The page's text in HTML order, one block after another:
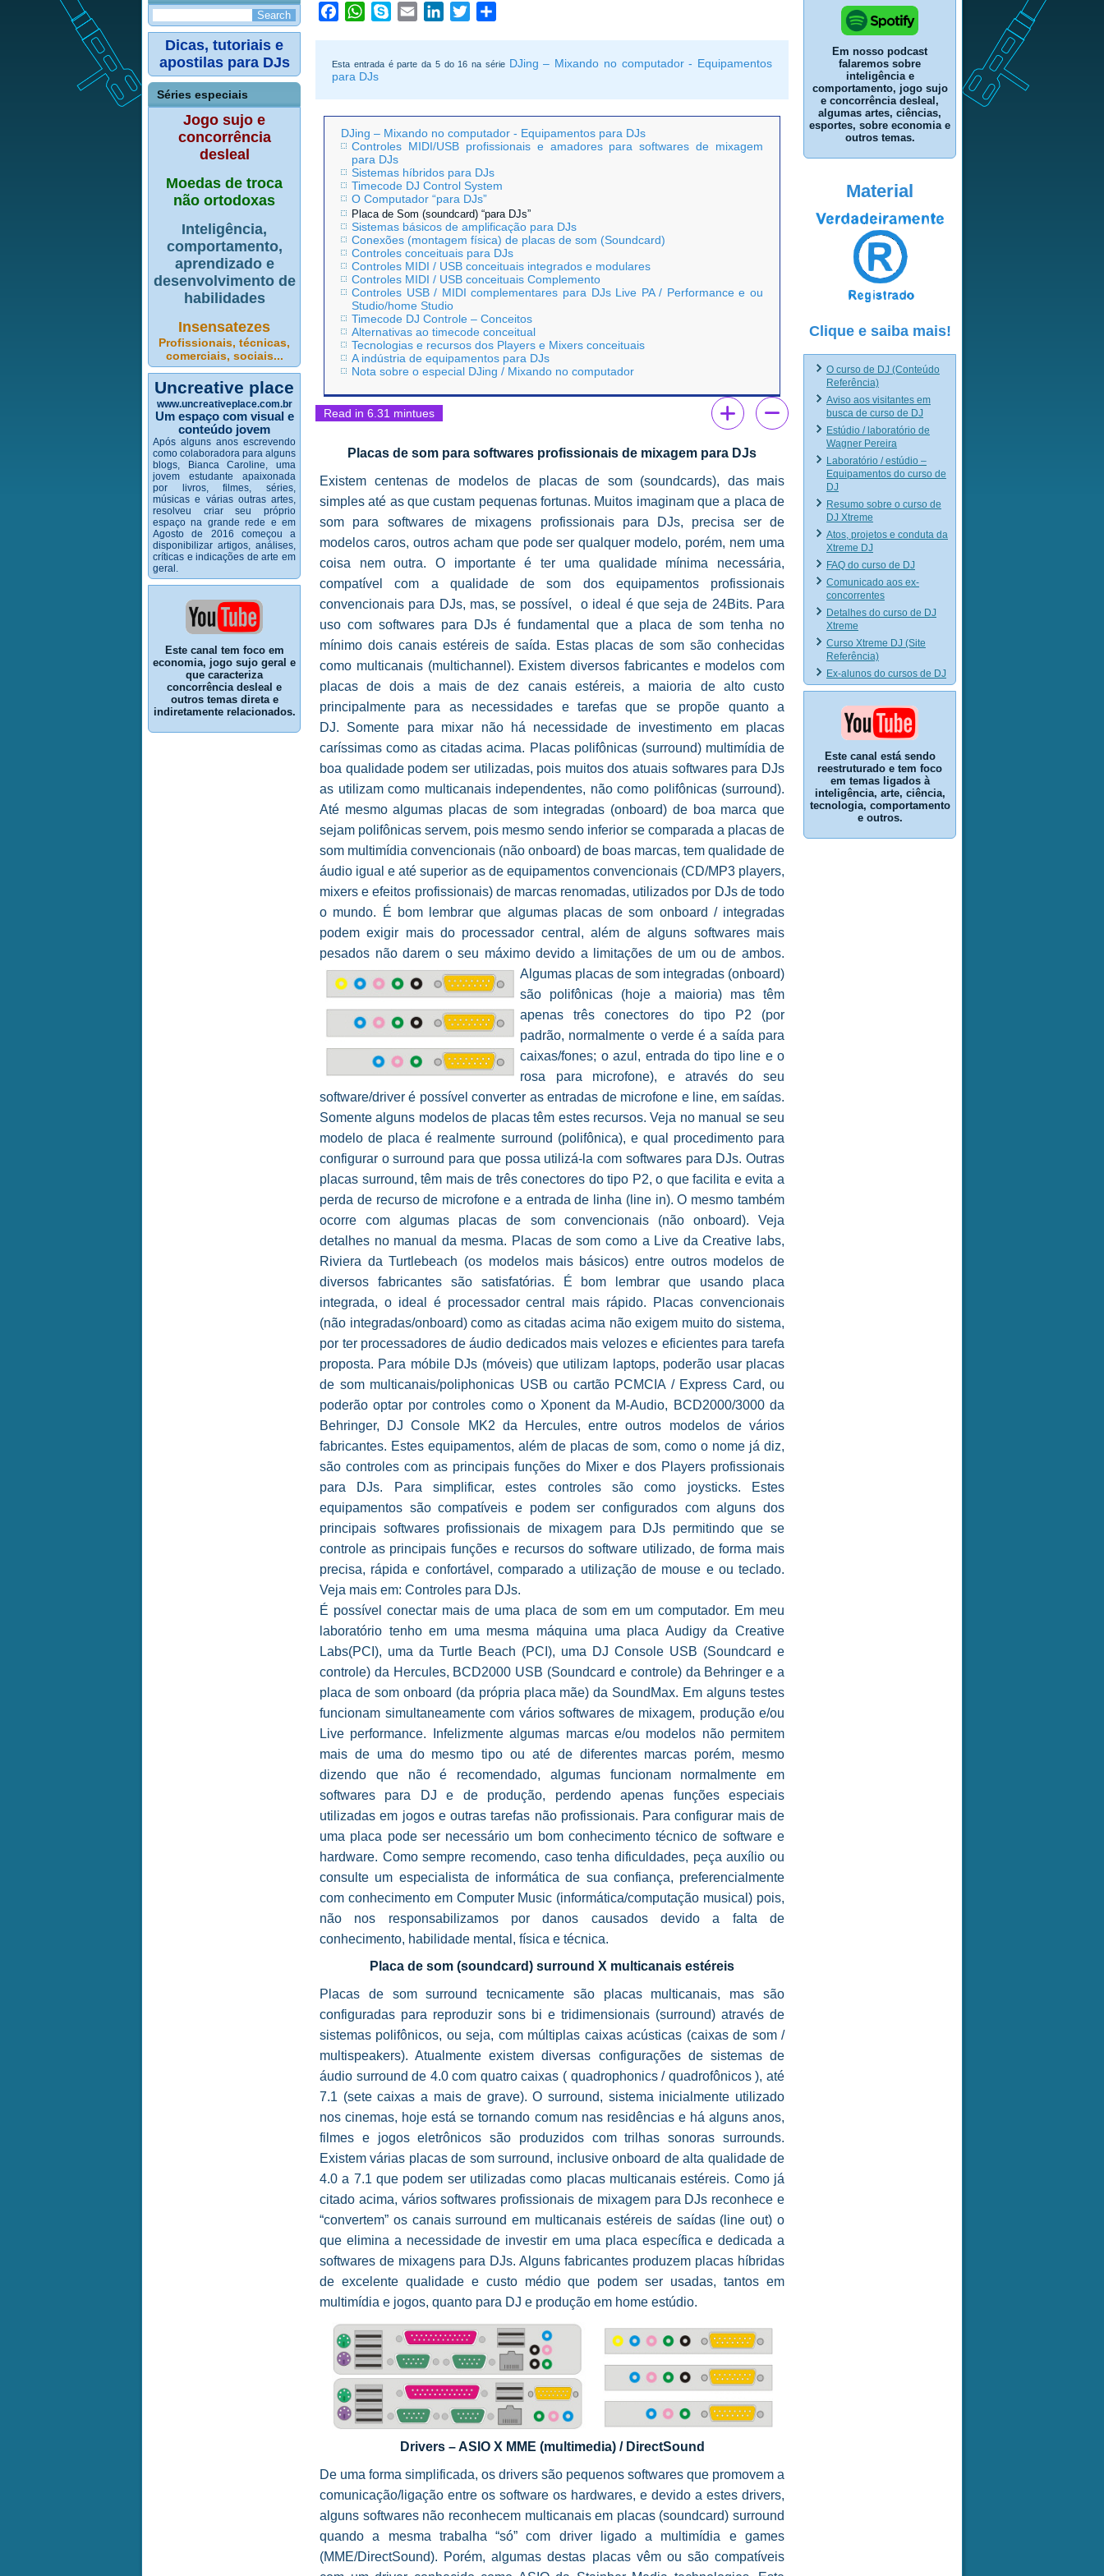
Dicas, tutoriais e
apostilas para DJs
Séries especiais
Jogo sujo e
concorrência
desleal
Moedas de troca
não ortodoxas
Inteligência,
comportamento,
aprendizado e
desenvolvimento de
habilidades
Insensatezes
Profissionais, técnicas,
comerciais, sociais...
Uncreative place
www.uncreativeplace.com.br
Um espaço com visual e
conteúdo jovem
Após alguns anos escrevendo
como colaboradora para alguns
blogs, Bianca Caroline, uma
jovem estudante apaixonada
por livros, filmes, séries,
músicas e várias outras artes,
resolveu criar seu próprio
espaço na grande rede e em
Agosto de 2016 começou a
disponibilizar artigos, análises,
críticas e indicações de arte em
geral.
Este canal tem foco em
economia, jogo sujo geral e
que caracteriza
concorrência desleal e
outros temas direta e
indiretamente relacionados.
FacebookWhatsApp
Skype Email LinkedInTwitter
Esta entrada é parte da 5 do 16 na série DJing – Mixando no computador - Equipamentos
para DJs
DJing – Mixando no computador - Equipamentos para DJs
Controles MIDI/USB profissionais e amadores para softwares de mixagem
para DJs
Sistemas híbridos para DJs
Timecode DJ Control System
O Computador “para DJs”
Placa de Som (soundcard) “para DJs”
Sistemas básicos de amplificação para DJs
Conexões (montagem física) de placas de som (Soundcard)
Controles conceituais para DJs
Controles MIDI / USB conceituais integrados e modulares
Controles MIDI / USB conceituais Complemento
Controles USB / MIDI complementares para DJs Live PA / Performance e ou
Studio/home Studio
Timecode DJ Controle – Conceitos
Alternativas ao timecode conceitual
Tecnologias e recursos dos Players e Mixers conceituais
A indústria de equipamentos para DJs
Nota sobre o especial DJing / Mixando no computador
Read in 6.31 mintues
Placas de som para softwares profissionais de mixagem para DJs
Existem centenas de modelos de placas de som (soundcards), das mais
simples até as que custam pequenas fortunas. Muitos imaginam que a placa de
som para softwares de mixagens profissionais para DJs, precisa ser de
modelos caros, outros acham que pode ser qualquer modelo, porém, nem uma
coisa nem outra. O importante é ter uma qualidade mínima necessária,
compatível com a qualidade de som dos equipamentos profissionais
convencionais para DJs, mas, se possível, o ideal é que seja de 24Bits. Para
uso com softwares para DJs é fundamental que a placa de som tenha no
mínimo dois canais estéreis de saída. Estas placas de som são conhecidas
como multicanais (multichannel). Existem diversos fabricantes e modelos com
placas de dois a mais de dez canais estéreis, a maioria de alto custo
principalmente para as necessidades e tarefas que se propõe quanto a
DJ. Somente para mixar não há necessidade de investimento em placas
caríssimas como as citadas acima. Placas polifônicas (surround) multimídia de
boa qualidade podem ser utilizadas, pois muitos dos atuais softwares para DJs
as utilizam como multicanais independentes, não como polifônicas (surround).
Até mesmo algumas placas de som integradas (onboard) de boa marca que
sejam polifônicas servem, pois mesmo sendo inferior se comparada a placas de
som multimídia convencionais (não onboard) de boas marcas, tem qualidade de
áudio igual e até superior as de equipamentos convencionais (CD/MP3 players,
mixers e efeitos profissionais) de marcas renomadas, utilizados por DJs de todo
o mundo. É bom lembrar que algumas placas de som onboard / integradas
podem exigir mais do processador central, além de alguns softwares mais
pesados não darem o seu máximo devido a limitações de um ou de ambos.
Algumas placas de som integradas (onboard)
são polifônicas (hoje a maioria) mas têm
apenas três conectores do tipo P2 (por
padrão, normalmente o verde é a saída para
caixas/fones; o azul, entrada do tipo line e o
rosa para microfone), e através do seu
software/driver é possível converter as entradas de microfone e line, em saídas.
Somente alguns modelos de placas têm estes recursos. Veja no manual se seu
modelo de placa é realmente surround (polifônica), e qual procedimento para
configurar o surround para que possa utilizá-la com softwares para DJs. Outras
placas surround, têm mais de três conectores do tipo P2, o que facilita e evita a
perda de recurso de microfone e a entrada de linha (line in). O mesmo também
ocorre com algumas placas de som convencionais (não onboard). Veja
detalhes no manual da mesma. Placas de som como a Live da Creative labs,
Riviera da Turtlebeach (os modelos mais básicos) entre outros modelos de
diversos fabricantes são satisfatórias. É bom lembrar que usando placa
integrada, o ideal é processador central mais rápido. Placas convencionais
(não integradas/onboard) como as citadas acima não exigem muito do sistema,
por ter processadores de áudio dedicados mais velozes e eficientes para tarefa
proposta. Para móbile DJs (móveis) que utilizam laptops, poderão usar placas
de som multicanais/poliphonicas USB ou cartão PCMCIA / Express Card, ou
poderão optar por controles como o Xponent da M-Audio, BCD2000/3000 da
Behringer, DJ Console MK2 da Hercules, entre outros modelos de vários
fabricantes. Estes equipamentos, além de placas de som, como o nome já diz,
são controles com as principais funções do Mixer e dos Players profissionais
para DJs. Para simplificar, estes controles são como joysticks. Estes
equipamentos são compatíveis e podem ser configurados com alguns dos
principais softwares profissionais de mixagem para DJs permitindo que se
controle as principais funções e recursos do software utilizado, de forma mais
precisa, rápida e confortável, comparado a utilização de mouse e ou teclado.
Veja mais em: Controles para DJs.
É possível conectar mais de uma placa de som em um computador. Em meu
laboratório tenho em uma mesma máquina uma placa Audigy da Creative
Labs(PCI), uma da Turtle Beach (PCI), uma DJ Console USB (Soundcard e
controle) da Hercules, BCD2000 USB (Soundcard e controle) da Behringer e a
placa de som onboard (da própria placa mãe) da SoundMax. Em alguns testes
funcionam simultaneamente com vários softwares de mixagem, produção e/ou
Live performance. Infelizmente algumas marcas e/ou modelos não permitem
mais de uma do mesmo tipo ou até de diferentes marcas porém, mesmo
dizendo que não é recomendado, algumas funcionam normalmente em
softwares para DJ e de produção, perdendo apenas funções especiais
utilizadas em jogos e outras tarefas não profissionais. Para configurar mais de
uma placa pode ser necessário um bom conhecimento técnico de software e
hardware. Como sempre recomendo, caso tenha dificuldades, peça auxílio ou
consulte um especialista de informática de sua confiança, preferencialmente
com conhecimento em Computer Music (informática/computação musical) pois,
não nos responsabilizamos por danos causados devido a falta de
conhecimento, habilidade mental, física e técnica.
Placa de som (soundcard) surround X multicanais estéreis
Placas de som surround tecnicamente são placas multicanais, mas são
configuradas para reproduzir sons bi e tridimensionais (surround) através de
sistemas polifônicos, ou seja, com múltiplas caixas acústicas (caixas de som /
multispeakers). Atualmente existem diversas configurações de sistemas de
áudio surround de 4.0 com quatro caixas ( quadrophonics / quadrofônicos ), até
7.1 (sete caixas a mais de grave). O surround, sistema inicialmente utilizado
nos cinemas, hoje está se tornando comum nas residências e há alguns anos,
filmes e jogos eletrônicos são produzidos com trilhas sonoras surrounds.
Existem várias placas de som surround, inclusive onboard de alta qualidade de
4.0 a 7.1 que podem ser utilizadas como placas multicanais estéreis. Como já
citado acima, vários softwares profissionais de mixagem para DJs reconhece e
“convertem” os canais surround em multicanais estéreis de saídas (line out) o
que elimina a necessidade de investir em uma placa específica e dedicada a
softwares de mixagens para DJs. Alguns fabricantes produzem placas híbridas
de excelente qualidade e custo médio que podem ser usadas, tantos em
multimídia e jogos, quanto para DJ e produção em home estúdio.
Drivers – ASIO X MME (multimedia) / DirectSound
De uma forma simplificada, os drivers são pequenos softwares que promovem a
comunicação/ligação entre os software os hardwares, e devido a estes drivers,
alguns softwares não reconhecem multicanais em placas (soundcard) surround
quando a mesma trabalha “só” com driver ligado a multimídia e games
(MME/DirectSound). Porém, algumas destas placas vêm ou são compatíveis
Em nosso podcast
falaremos sobre
inteligência e
comportamento, jogo sujo
e concorrência desleal,
algumas artes, ciências,
esportes, sobre economia e
outros temas.
Material
Clique e saiba mais!
O curso de DJ (Conteúdo
Referência)
Aviso aos visitantes em
busca de curso de DJ
Estúdio / laboratório de
Wagner Pereira
Laboratório / estúdio –
Equipamentos do curso de
DJ
Resumo sobre o curso de
DJ Xtreme
Atos, projetos e conduta da
Xtreme DJ
FAQ do curso de DJ
Comunicado aos ex-
concorrentes
Detalhes do curso de DJ
Xtreme
Curso Xtreme DJ (Site
Referência)
Ex-alunos do cursos de DJ
Este canal está sendo
reestruturado e tem foco
em temas ligados à
inteligência, arte, ciência,
tecnologia, comportamento
e outros.